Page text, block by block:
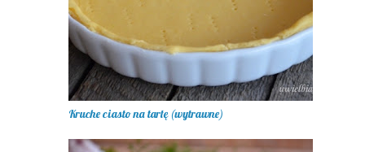
Kruche ciasto na tartę (wytrawne)